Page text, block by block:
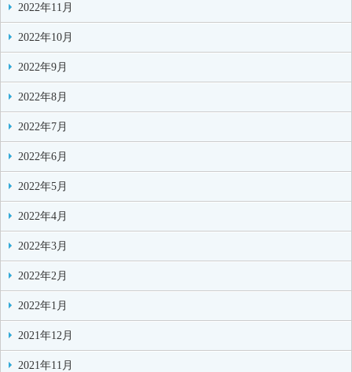
2022年11月
2022年10月
2022年9月
2022年8月
2022年7月
2022年6月
2022年5月
2022年4月
2022年3月
2022年2月
2022年1月
2021年12月
2021年11月